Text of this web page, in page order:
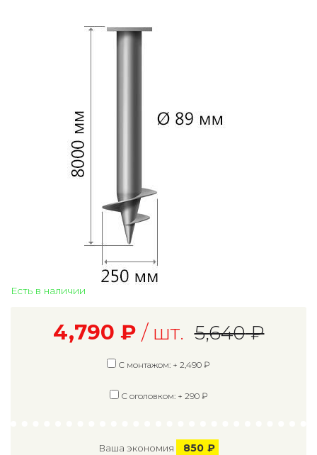
Есть в наличии
4,790 ₽ / шт. 5,640₽
С монтажом: + 2,490 ₽
С оголовком: + 290₽
Ваша экономия 850 ₽